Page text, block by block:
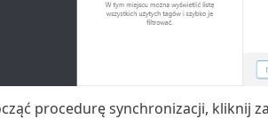
procedurę synchronizacji, kliknij